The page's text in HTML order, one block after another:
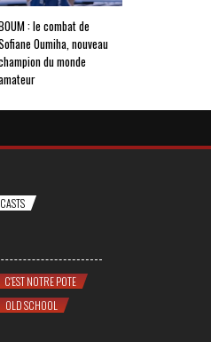
: le combat de
Oumiha, nouveau
du monde
C'EST NOTRE POTE
OLD SCHOOL